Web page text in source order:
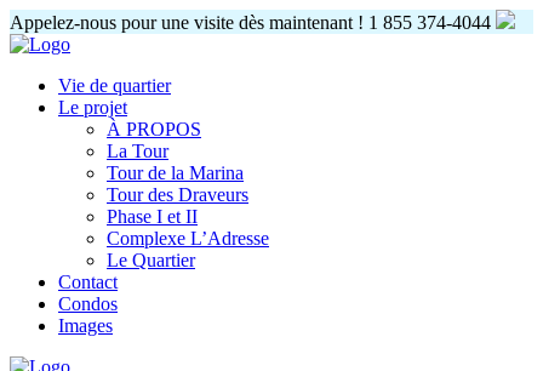
Appelez-nous pour une visite dès maintenant ! 1 855 374-4044
Vie de quartier
Le projet
À PROPOS
La Tour
Tour de la Marina
Tour des Draveurs
Phase I et II
Complexe L’Adresse
Le Quartier
Contact
Condos
Images